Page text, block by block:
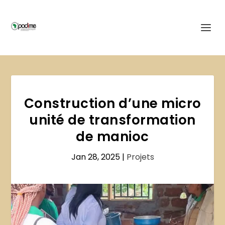
Construction d’une micro
unité de transformation
de manioc
Jan 28, 2025| Projets